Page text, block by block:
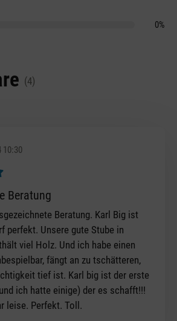
0%
(4)
10:30
5 Sternen
Beratung
Beratung. Karl Big ist
perfekt. Unsere gute Stube in
viel Holz. Und ich habe einen
fängt an zu tschätteren,
tief ist. Karl big ist der erste
ich hatte einige) der es schafft!!!
leise. Perfekt. Toll.